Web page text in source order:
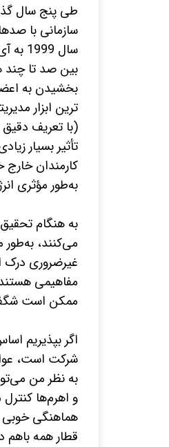
طی پنج سال
سازمانی با
سال
بین صد تا چند
بخشیدن به
ترین ابزار
(با تعریف دقیق
تأثیر بسیار
کارمندان خارج
به‌طور مؤثری
به هنگام
می‌­کنند،
غیرضروری درک
مفاهیمی
ممکن است
اگر بپذیریم
شرکت است،
به نظر من
و اهرم‌­ها
هماهنگی خوبی
قطار همه